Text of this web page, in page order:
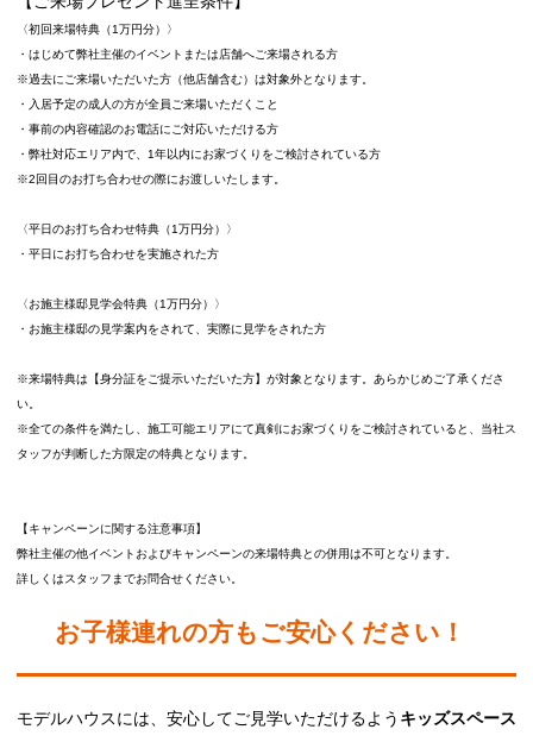
〈初回来場特典（1万円分）〉
・はじめて弊社主催のイベントまたは店舗へご来場される方
※過去にご来場いただいた方（他店舗含む）は対象外となります。
・入居予定の成人の方が全員ご来場いただくこと
・事前の内容確認のお電話にご対応いただける方
・弊社対応エリア内で、1年以内にお家づくりをご検討されている方
※2回目のお打ち合わせの際にお渡しいたします。
〈平日のお打ち合わせ特典（1万円分）〉
・平日にお打ち合わせを実施された方
〈お施主様邸見学会特典（1万円分）〉
・お施主様邸の見学案内をされて、実際に見学をされた方
※来場特典は【身分証をご提示いただいた方】が対象となります。あらかじめご了承くださ
い。
※全ての条件を満たし、施工可能エリアにて真剣にお家づくりをご検討されていると、当社ス
タッフが判断した方限定の特典となります。
【キャンペーンに関する注意事項】
弊社主催の他イベントおよびキャンペーンの来場特典との併用は不可となります。
詳しくはスタッフまでお問合せください。
お子様連れの方もご安心ください！
モデルハウスには、安心してご見学いただけるよう キッズスペース